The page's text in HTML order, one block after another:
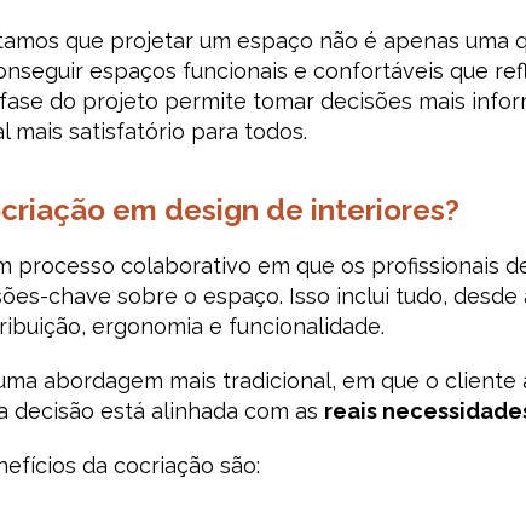
que projetar um espaço não é apenas uma
espaços funcionais e confortáveis que
do projeto permite tomar decisões mais
mais satisfatório para todos.
em design de interiores?
processo colaborativo em que os profissionais
chave sobre o espaço. Isso inclui tudo,
ergonomia e funcionalidade.
abordagem mais tradicional, em que o
decisão está alinhada com as reais
da cocriação são: